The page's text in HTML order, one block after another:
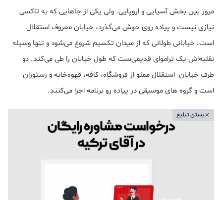
مرور بین بخش آسیایی و اروپایی. ولی یکی از جاهایی که به تاکسی
نیازی نیست و پیاده روی خوش می‌گذرد، خیابان معروف استقلال
است، خیابانی طولانی که از میدان تکسیم شروع می‌شود و تنها وسیله
نقلیه‌اش یک تراموای قدیمی‌ست که طول خیابان را طی می‌کند. دو
طرف خیابان استقلال مملو از فروشگاه، کافه، قهوه‌خانه و رستوران
است و گروه های موسیقی در پیاده رو برنامه اجرا می‌کنند.
بستن تبلیغ